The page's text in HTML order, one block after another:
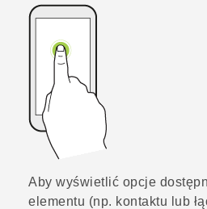
Aby wyświetlić opcje
elementu (np. kontaktu lub